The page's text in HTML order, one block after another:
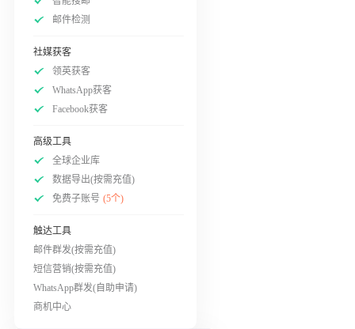
邮件检测
社媒获客
领英获客
WhatsApp获客
Facebook获客
高级工具
全球企业库
数据导出(按需充值)
免费子账号 (5个)
触达工具
邮件群发(按需充值)
短信营销(按需充值)
WhatsApp群发(自助申请)
商机中心